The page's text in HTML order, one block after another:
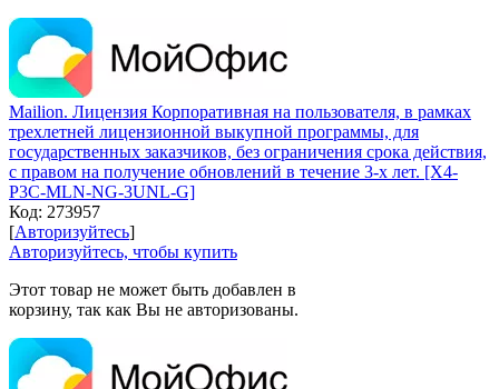
Mailion. Лицензия Корпоративная на пользователя, в рамках
трехлетней лицензионной выкупной программы, для
государственных заказчиков, без ограничения срока действия,
с правом на получение обновлений в течение 3-х лет. [X4-
P3C-MLN-NG-3UNL-G]
Код: 273957
[Авторизуйтесь]
Авторизуйтесь, чтобы купить
Этот товар не может быть добавлен в
корзину, так как Вы не авторизованы.